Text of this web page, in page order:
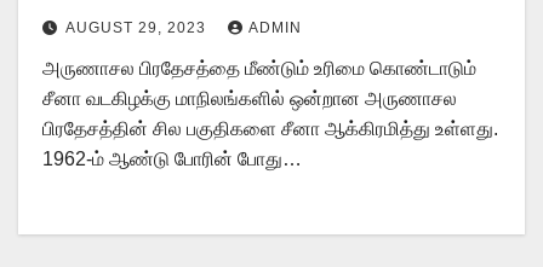
AUGUST 29, 2023 ADMIN
அருணாசல பிரதேசத்தை மீண்டும் உரிமை கொண்டாடும்
சீனா வடகிழக்கு மாநிலங்களில் ஒன்றான அருணாசல
பிரதேசத்தின் சில பகுதிகளை சீனா ஆக்கிரமித்து உள்ளது.
1962-ம் ஆண்டு போரின் போது…